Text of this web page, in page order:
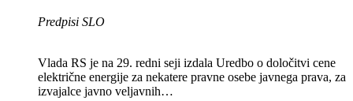
Predpisi SLO
Vlada RS je na 29. redni seji izdala Uredbo o določitvi cene
električne energije za nekatere pravne osebe javnega prava, za
izvajalce javno veljavnih…